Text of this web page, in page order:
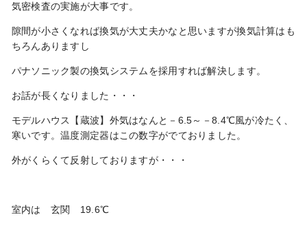
気密検査の実施が大事です。
隙間が小さくなれば換気が大丈夫かなと思いますが換気計算はも
ちろんありますし
パナソニック製の換気システムを採用すれば解決します。
お話が長くなりました・・・
モデルハウス【蔵波】外気はなんと－6.5～－8.4℃風が冷たく、
寒いです。温度測定器はこの数字がでておりました。
外がくらくて反射しておりますが・・・
室内は 玄関 19.6℃